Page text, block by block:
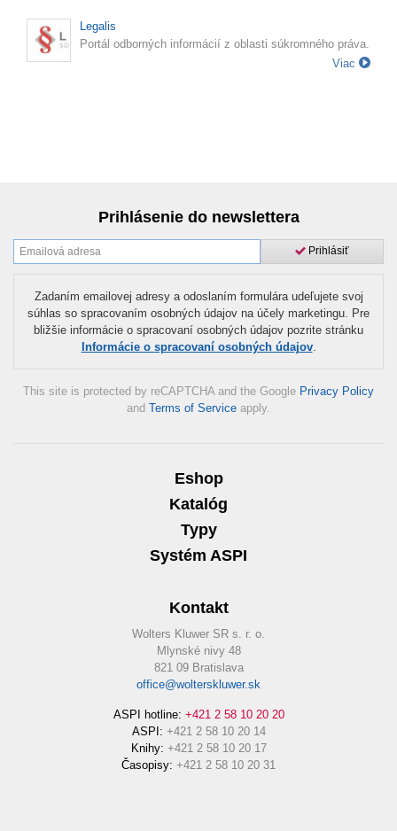
Legalis
Portál odborných informácií z oblasti súkromného práva.
Viac
Prihlásenie do newslettera
Prihlásiť
Zadaním emailovej adresy a odoslaním formulára udeľujete svoj
súhlas so spracovaním osobných údajov na účely marketingu. Pre
bližšie informácie o spracovaní osobných údajov pozrite stránku
Informácie o spracovaní osobných údajov.
This site is protected by reCAPTCHA and the Google Privacy Policy
and Terms of Service apply.
Eshop
Katalóg
Typy
Systém ASPI
Kontakt
Wolters Kluwer SR s. r. o.
Mlynské nivy 48
821 09 Bratislava
office@wolterskluwer.sk
ASPI hotline: +421 2 58 10 20 20
ASPI: +421 2 58 10 20 14
Knihy: +421 2 58 10 20 17
Časopisy: +421 2 58 10 20 31